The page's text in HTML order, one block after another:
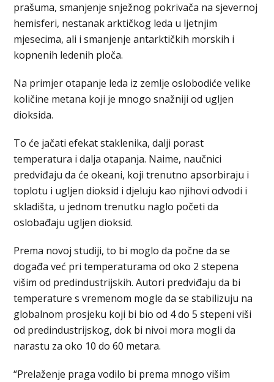
prašuma, smanjenje snježnog pokrivača na sjevernoj
hemisferi, nestanak arktičkog leda u ljetnjim
mjesecima, ali i smanjenje antarktičkih morskih i
kopnenih ledenih ploča.
Na primjer otapanje leda iz zemlje oslobodiće velike
količine metana koji je mnogo snažniji od ugljen
dioksida.
To će jačati efekat staklenika, dalji porast
temperatura i dalja otapanja. Naime, naučnici
predviđaju da će okeani, koji trenutno apsorbiraju i
toplotu i ugljen dioksid i djeluju kao njihovi odvodi i
skladišta, u jednom trenutku naglo početi da
oslobađaju ugljen dioksid.
Prema novoj studiji, to bi moglo da počne da se
događa već pri temperaturama od oko 2 stepena
višim od predindustrijskih. Autori predviđaju da bi
temperature s vremenom mogle da se stabilizuju na
globalnom prosjeku koji bi bio od 4 do 5 stepeni viši
od predindustrijskog, dok bi nivoi mora mogli da
narastu za oko 10 do 60 metara.
“Prelaženje praga vodilo bi prema mnogo višim